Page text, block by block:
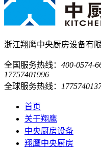
浙江翔鹰中央厨房设备有
全国服务热线： 400-0574-
17757401996
全球服务热线：
首页
关于翔鹰
中央厨房设备
翔鹰中央厨房